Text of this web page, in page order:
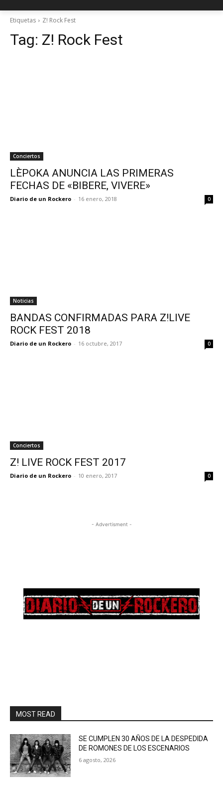
Etiquetas Z! Rock Fest
Tag: Z! Rock Fest
Conciertos
LÈPOKA ANUNCIA LAS PRIMERAS
FECHAS DE «BIBERE, VIVERE»
Diario de un Rockero - 16 enero, 2018 0
Noticias
BANDAS CONFIRMADAS PARA Z!LIVE
ROCK FEST 2018
Diario de un Rockero - 16 octubre, 2017 0
Conciertos
Z! LIVE ROCK FEST 2017
Diario de un Rockero - 10 enero, 2017 0
- Advertisment -
MOST READ
SE CUMPLEN 30 AÑOS DE LA DESPEDIDA
DE ROMONES DE LOS ESCENARIOS
6 agosto, 2026